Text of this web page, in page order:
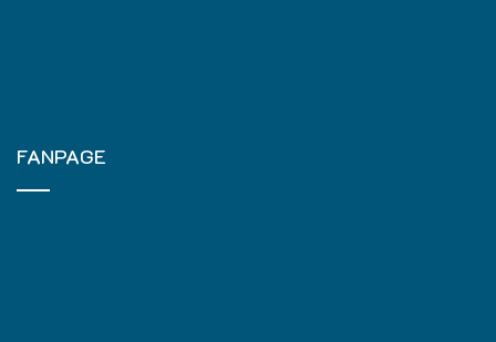
FANPAGE